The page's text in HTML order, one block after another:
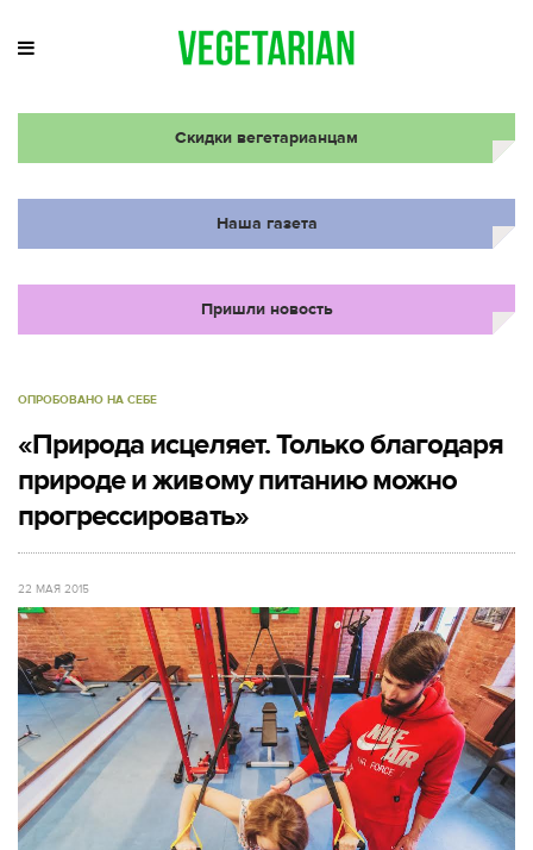
Скидки вегетарианцам
Наша газета
Пришли новость
ОПРОБОВАНО НА СЕБЕ
«Природа исцеляет. Только благодаря
природе и живому питанию можно
прогрессировать»
22 МАЯ 2015